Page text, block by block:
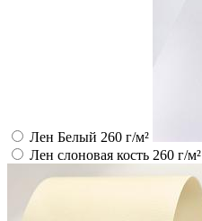
Лен Белый 260 г/м²
Лен слоновая кость 260 г/м²